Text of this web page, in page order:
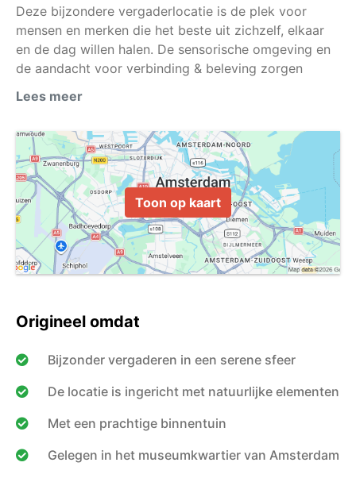
Deze bijzondere vergaderlocatie is de plek voor
mensen en merken die het beste uit zichzelf, elkaar
en de dag willen halen. De sensorische omgeving en
de aandacht voor verbinding & beleving zorgen
inzichten en ideeën. De locatie is perfect voor
trainingen. Het is gelegen in het museumkwartier van
Lees meer
Toon op kaart
Origineel omdat
Bijzonder vergaderen in een serene sfeer
De locatie is ingericht met natuurlijke elementen
Met een prachtige binnentuin
Gelegen in het museumkwartier van Amsterdam